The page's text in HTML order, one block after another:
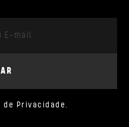
de Privacidade.